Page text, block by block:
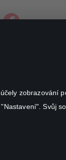
zobrazování
Svůj
facebook
S. à r.l.